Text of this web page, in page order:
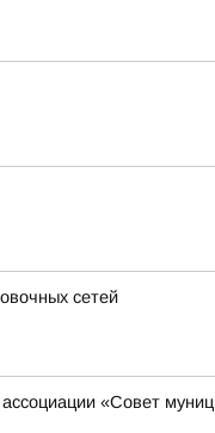
сетей
«Совет